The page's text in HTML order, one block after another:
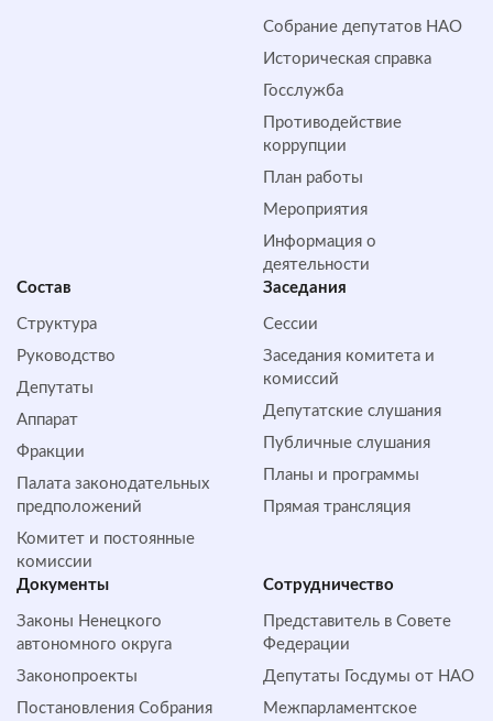
Собрание депутатов НАО
Историческая справка
Госслужба
Противодействие
коррупции
План работы
Мероприятия
Информация о
деятельности
Состав
Структура
Руководство
Депутаты
Аппарат
Фракции
Палата законодательных
предположений
Комитет и постоянные
комиссии
Заседания
Сессии
Заседания комитета и
комиссий
Депутатские слушания
Публичные слушания
Планы и программы
Прямая трансляция
Документы
Законы Ненецкого
автономного округа
Законопроекты
Постановления Собрания
Сотрудничество
Представитель в Совете
Федерации
Депутаты Госдумы от НАО
Межпарламентское